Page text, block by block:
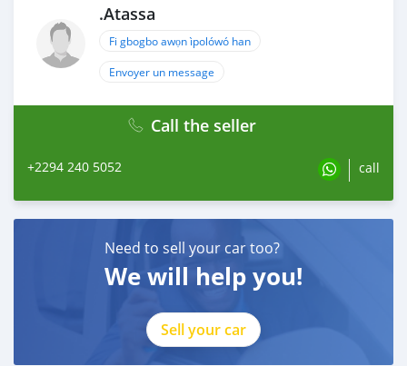
.Atassa
Fi gbogbo awọn ìpolówó han
Envoyer un message
Call the seller
+2294 240 5052 call
Need to sell your car too?
We will help you!
Sell your car